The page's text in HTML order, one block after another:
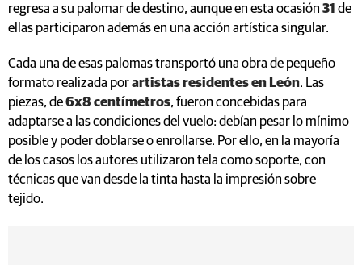
regresa a su palomar de destino, aunque en esta ocasión 31 de
ellas participaron además en una acción artística singular.
Cada una de esas palomas transportó una obra de pequeño
formato realizada porartistas residentes en León. Las
piezas, de6x8 centímetros, fueron concebidas para
adaptarse a las condiciones del vuelo: debían pesar lo mínimo
posible y poder doblarse o enrollarse. Por ello, en la mayoría
de los casos los autores utilizaron tela como soporte, con
técnicas que van desde la tinta hasta la impresión sobre
tejido.